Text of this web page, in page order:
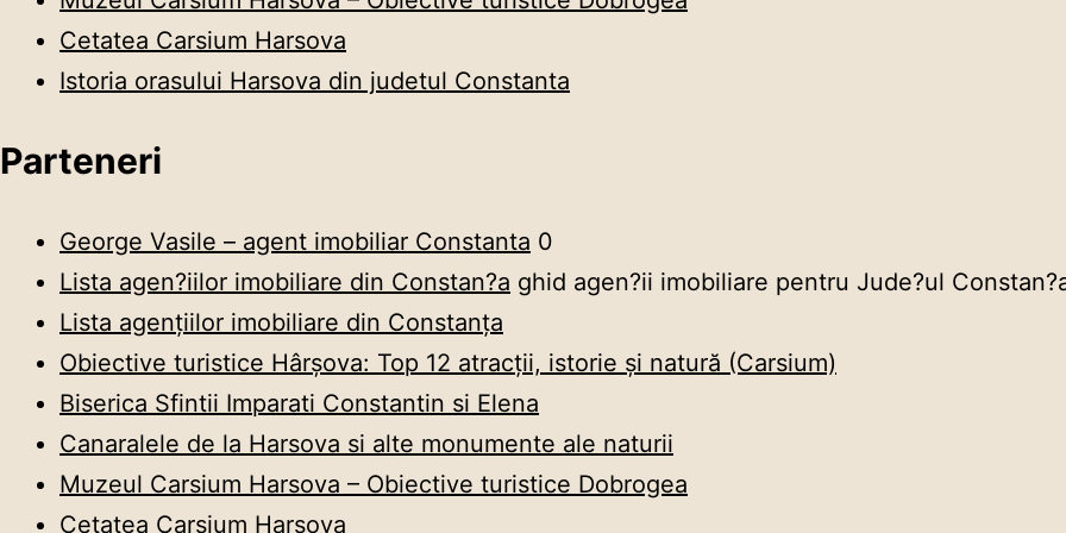
Cetatea Carsium Harsova
Istoria orasului Harsova din judetul Constanta
Parteneri
George Vasile – agent imobiliar Constanta 0
Lista agen?iilor imobiliare din Constan?a ghid agen?ii imobiliare pentru Jude?ul
Lista agențiilor imobiliare din Constanța
Obiective turistice Hârșova: Top 12 atracții, istorie și natură (Carsium)
Biserica Sfintii Imparati Constantin si Elena
Canaralele de la Harsova si alte monumente ale naturii
Muzeul Carsium Harsova – Obiective turistice Dobrogea
Cetatea Carsium Harsova